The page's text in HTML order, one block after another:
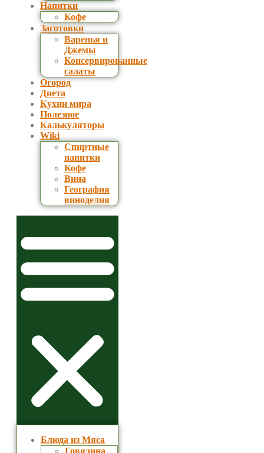
Напитки
Кофе
Заготовки
Варенья и
Джемы
Консервированные
салаты
Огород
Диета
Кухни мира
Полезное
Калькуляторы
Wiki
Спиртные
напитки
Кофе
Вина
География
виноделия
Блюда из Мяса
Говядина